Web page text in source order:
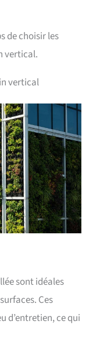
de choisir les
vertical.
vertical
sont idéales
Ces
d’entretien, ce qui